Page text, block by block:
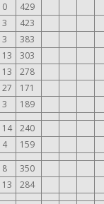
0
429
3
423
3
383
13
303
13
278
27
171
3
189
14
240
4
159
8
350
13
284